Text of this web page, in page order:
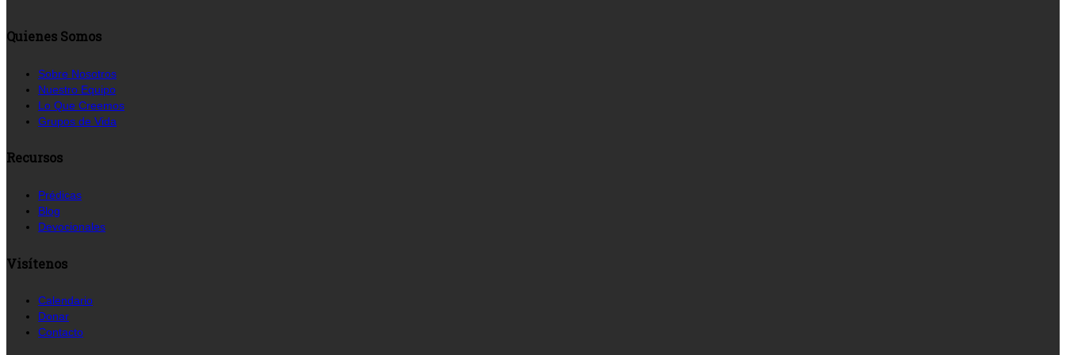
Quienes Somos
Sobre Nosotros
Nuestro Equipo
Lo Que Creemos
Grupos de Vida
Recursos
Prédicas
Blog
Devocionales
Visítenos
Calendario
Donar
Contacto